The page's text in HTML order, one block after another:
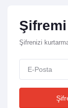
Şifrenizi